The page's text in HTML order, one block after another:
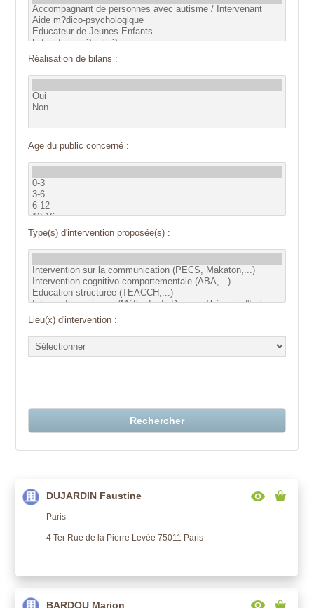
Réalisation de bilans :
Age du public concerné :
Type(s) d'intervention proposée(s) :
Lieu(x) d'intervention :
Rechercher
DUJARDIN Faustine
Paris
4 Ter Rue de la Pierre Levée 75011 Paris
BARDOU Marion